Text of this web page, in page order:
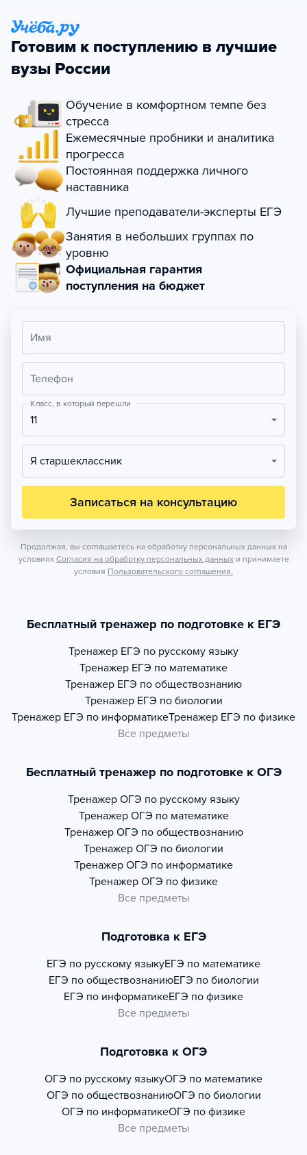
Готовим к поступлению в лучшие
вузы России
Обучение в комфортном темпе без
стресса
Ежемесячные пробники и аналитика
прогресса
Постоянная поддержка личного
наставника
Лучшие преподаватели-эксперты ЕГЭ
Занятия в небольших группах по
уровню
Официальная гарантия
поступления на бюджет
Имя
Телефон
Класс, в который перешли
11
Я старшеклассник
Записаться на консультацию
Продолжая, вы соглашаетесь на обработку персональных данных на
условиях Согласия на обработку персональных данных и принимаете
условия Пользовательского соглашения.
Бесплатный тренажер по подготовке к ЕГЭ
Тренажер ЕГЭ по русскому языку
Тренажер ЕГЭ по математике
Тренажер ЕГЭ по обществознанию
Тренажер ЕГЭ по биологии
Тренажер ЕГЭ по информатикеТренажер ЕГЭ по физике
Все предметы
Бесплатный тренажер по подготовке к ОГЭ
Тренажер ОГЭ по русскому языку
Тренажер ОГЭ по математике
Тренажер ОГЭ по обществознанию
Тренажер ОГЭ по биологии
Тренажер ОГЭ по информатике
Тренажер ОГЭ по физике
Все предметы
Подготовка к ЕГЭ
ЕГЭ по русскому языкуЕГЭ по математике
ЕГЭ по обществознаниюЕГЭ по биологии
ЕГЭ по информатикеЕГЭ по физике
Все предметы
Подготовка к ОГЭ
ОГЭ по русскому языкуОГЭ по математике
ОГЭ по обществознаниюОГЭ по биологии
ОГЭ по информатикеОГЭ по физике
Все предметы